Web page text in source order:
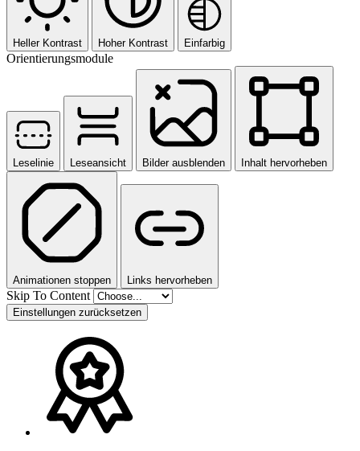
Heller Kontrast Hoher Kontrast Einfarbig
Orientierungsmodule
Leselinie Leseansicht Bilder ausblenden Inhalt hervorheben
Animationen stoppen Links hervorheben
Skip To Content
Einstellungen zurücksetzen